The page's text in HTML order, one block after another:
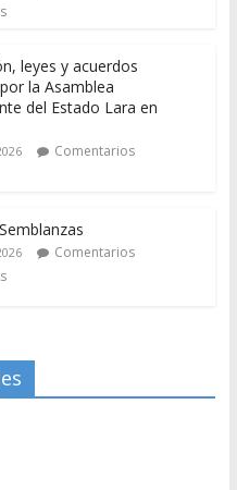
leyes y acuerdos
la Asamblea
del Estado Lara en
Comentarios
Comentarios